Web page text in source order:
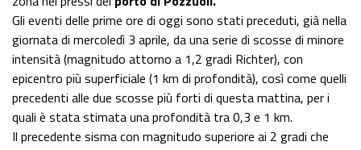
Gli eventi delle prime ore di oggi sono stati preceduti, già nella
giornata di mercoledì 3 aprile, da una serie di scosse di minore
intensità (magnitudo attorno a 1,2 gradi Richter), con
epicentro più superficiale (1 km di profondità), così come quelli
precedenti alle due scosse più forti di questa mattina, per i
quali è stata stimata una profondità tra 0,3 e 1 km.
Il precedente sisma con magnitudo superiore ai 2 gradi che